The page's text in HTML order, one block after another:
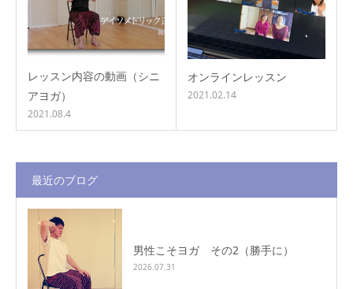
レッスン内容の動画（シニ
アヨガ）
2021.08.4
オンラインレッスン
2021.02.14
最近のブログ
男性こそヨガ その2（勝手に）
2026.07.31